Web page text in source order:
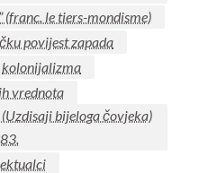
le tiers-mondisme)
povijest zapada
kolonijalizma
vrednota
bijeloga čovjeka)